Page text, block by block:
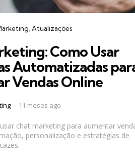
Atualizações
Como Usar
Automatizadas
Vendas Online
11 meses ago
chat marketing para aumentar
personalização e estratégias de